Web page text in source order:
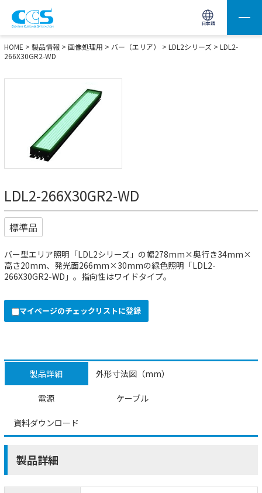
日本語
画像処理用の製品検索 サイト内検索(Enterで実行)
HOME > 製品情報 > 画像処理用 > バー（エリア） > LDL2シリーズ > LDL2-
266X30GR2-WD
LDL2-266X30GR2-WD
標準品
バー型エリア照明「LDL2シリーズ」の幅278mm×奥行き34mm×
高さ20mm、発光面266mm×30mmの緑色照明「LDL2-
266X30GR2-WD」。指向性はワイドタイプ。
マイページのチェックリストに登録
製品詳細 外形寸法図（mm）
電源 ケーブル
資料ダウンロード
製品詳細